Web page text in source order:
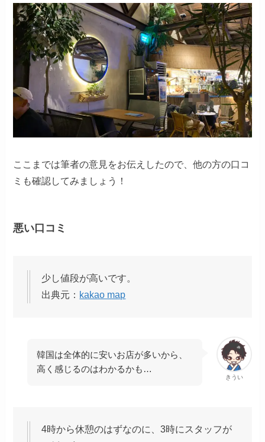
ここまでは筆者の意見をお伝えしたので、他の方の口コ
ミも確認してみましょう！
悪い口コミ
少し値段が高いです。
出典元： kakao map
きうい
韓国は全体的に安いお店が多いから、
高く感じるのはわかるかも…
4時から休憩のはずなのに、3時にスタッフが